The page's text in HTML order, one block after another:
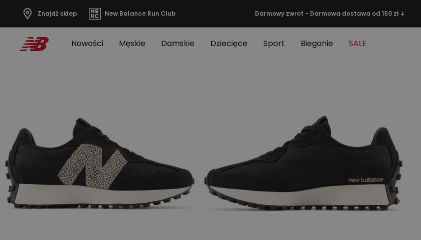
Znajdź sklep New Balance Run Club Darmowy zwrot - Darmowa dostawa od 150 zł ↓
Nowości Męskie Damskie Dziecięce Sport Bieganie SALE